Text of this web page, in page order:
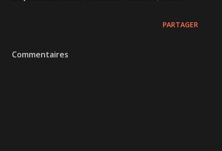
PARTAGER
Commentaires